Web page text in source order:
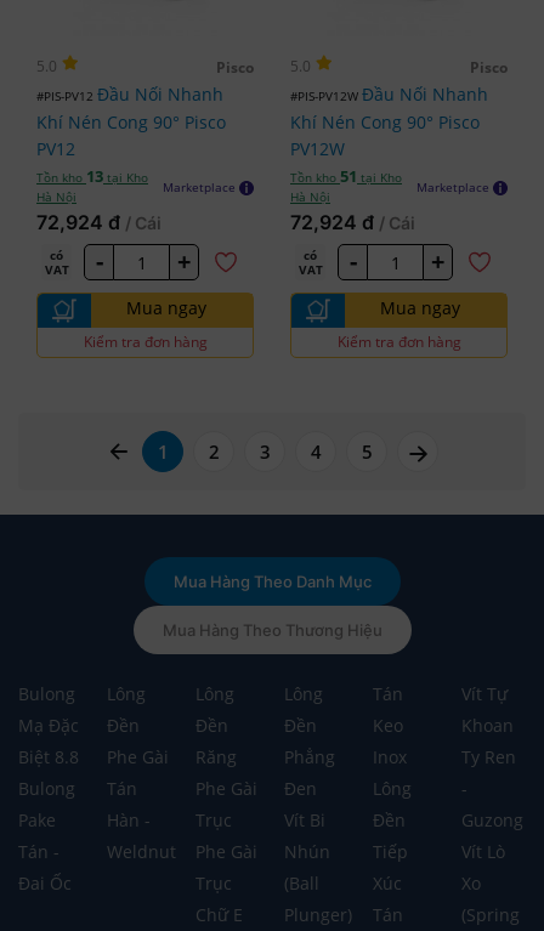
5.0 Pisco
#PIS-PV12 Đầu Nối Nhanh
Khí Nén Cong 90° Pisco
PV12
Tồn kho 13 tại Kho
Hà Nội
Marketplace
72,924 đ / Cái
có
VAT
- +
Mua ngay
Kiểm tra đơn hàng
5.0 Pisco
#PIS-PV12W Đầu Nối Nhanh
Khí Nén Cong 90° Pisco
PV12W
Tồn kho 51 tại Kho
Hà Nội
Marketplace
72,924 đ / Cái
có
VAT
- +
Mua ngay
Kiểm tra đơn hàng
page left arrow
1 2 3 4 5
Mua Hàng Theo Danh Mục
Mua Hàng Theo Thương Hiệu
Bulong
Mạ Đặc
Biệt 8.8
Bulong
Pake
Tán -
Đai Ốc
Lông
Đền
Phe Gài
Tán
Hàn -
Weldnut
Lông
Đền
Răng
Phe Gài
Trục
Phe Gài
Trục
Chữ E
Lông
Đền
Phẳng
Đen
Vít Bi
Nhún
(Ball
Plunger)
Tán
Keo
Inox
Lông
Đền
Tiếp
Xúc
Tán
Vít Tự
Khoan
Ty Ren
-
Guzong
Vít Lò
Xo
(Spring